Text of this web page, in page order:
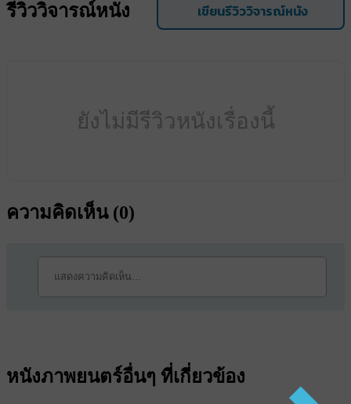
รีวิววิจารณ์หนัง เขียนรีวิววิจารณ์หนัง
ยังไม่มีรีวิวหนังเรื่องนี้
ความคิดเห็น (0)
หนังภาพยนตร์อื่นๆ ที่เกี่ยวข้อง